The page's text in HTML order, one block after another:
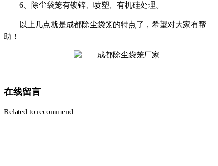
6、 除尘袋笼有镀锌、喷塑、有机硅处理。
以上几点就是成都除尘袋笼的特点了，希望对大家有帮
助！
在线留言
Related to recommend